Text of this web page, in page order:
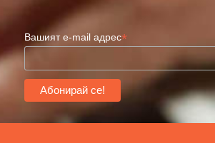
Вашият e-mail адрес*